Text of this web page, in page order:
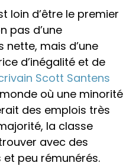
loin d’être le premier
pas d’une
nette, mais d’une
d’inégalité et de
Scott Santens
où une minorité
des emplois très
la classe
avec des
peu rémunérés.